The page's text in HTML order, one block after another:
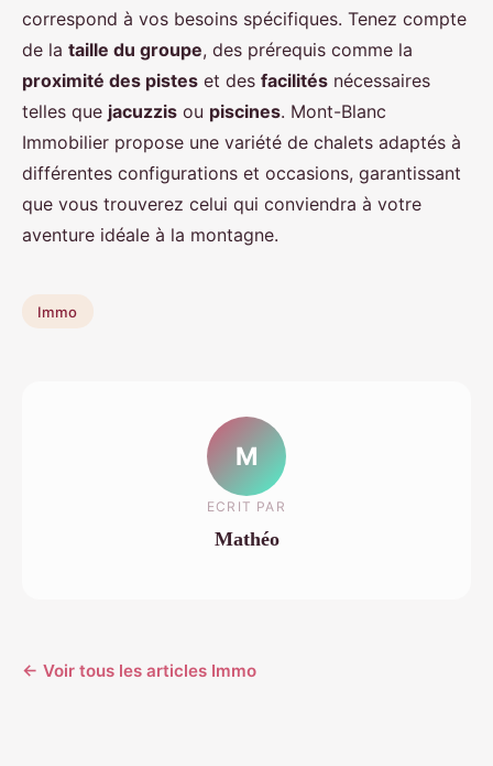
correspond à vos besoins spécifiques. Tenez compte
de la taille du groupe, des prérequis comme la
proximité des pistes et des facilités nécessaires
telles que jacuzzis ou piscines. Mont-Blanc
Immobilier propose une variété de chalets adaptés à
différentes configurations et occasions, garantissant
que vous trouverez celui qui conviendra à votre
aventure idéale à la montagne.
Immo
M
ECRIT PAR
Mathéo
← Voir tous les articles Immo